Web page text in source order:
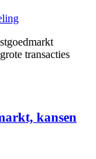
transacties
kansen